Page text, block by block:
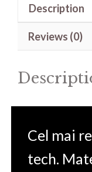
Description
Reviews (0)
Cel mai
tech.